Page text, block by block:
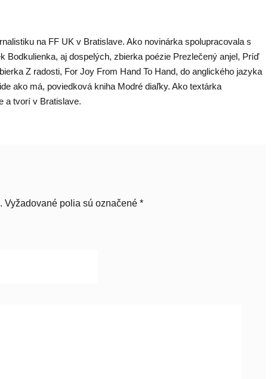
na FF UK v Bratislave. Ako novinárka spolupracovala s
Bodkulienka, aj dospelých, zbierka poézie Prezlečený anjel, Príď
Z radosti, For Joy From Hand To Hand, do anglického jazyka
ako má, poviedková kniha Modré diaľky. Ako textárka
a tvorí v Bratislave.
Vyžadované polia sú označené *